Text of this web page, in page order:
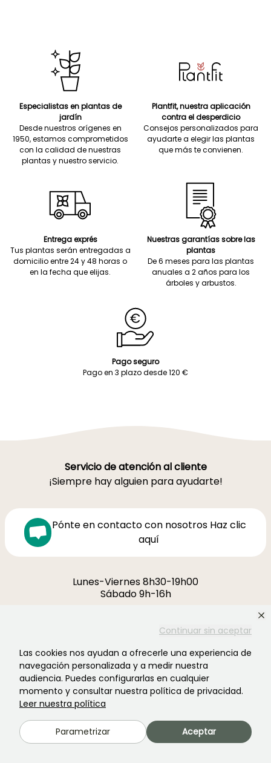
Continuar sin aceptar
Las cookies nos ayudan a ofrecerle una experiencia de
navegación personalizada y a medir nuestra
audiencia. Puedes configurarlas en cualquier
momento y consultar nuestra política de privacidad.
Leer nuestra política
Parametrizar Aceptar
Especialistas en plantas de
jardín
Desde nuestros orígenes en
1950, estamos comprometidos
con la calidad de nuestras
plantas y nuestro servicio.
Plantfit, nuestra aplicación
contra el desperdicio
Consejos personalizados para
ayudarte a elegir las plantas
que más te convienen.
Entrega exprés
Tus plantas serán entregadas a
domicilio entre 24 y 48 horas o
en la fecha que elijas.
Nuestras garantías sobre las
plantas
De 6 meses para las plantas
anuales a 2 años para los
árboles y arbustos.
Pago seguro
Pago en 3 plazo desde 120 €
Servicio de atención al cliente
¡Siempre hay alguien para ayudarte!
Pónte en contacto con nosotros Haz clic
aquí
Lunes-Viernes 8h30-19h00
Sábado 9h-16h
1012 rue Roger Lecerf
59840 Premesques
Francia
Contacta con nosotros →
MÁS DE 3700 OPINIONES CERTIFICADAS:
TU EXPERIENCIA CUENTA
PARA NOSOTROS